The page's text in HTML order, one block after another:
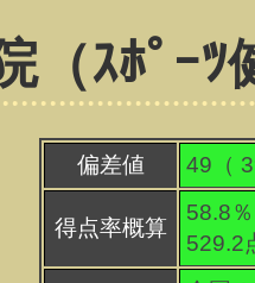
（ｽﾎﾟｰﾂ
偏差値 49（ 3
得点率概算
58.8％
529.2